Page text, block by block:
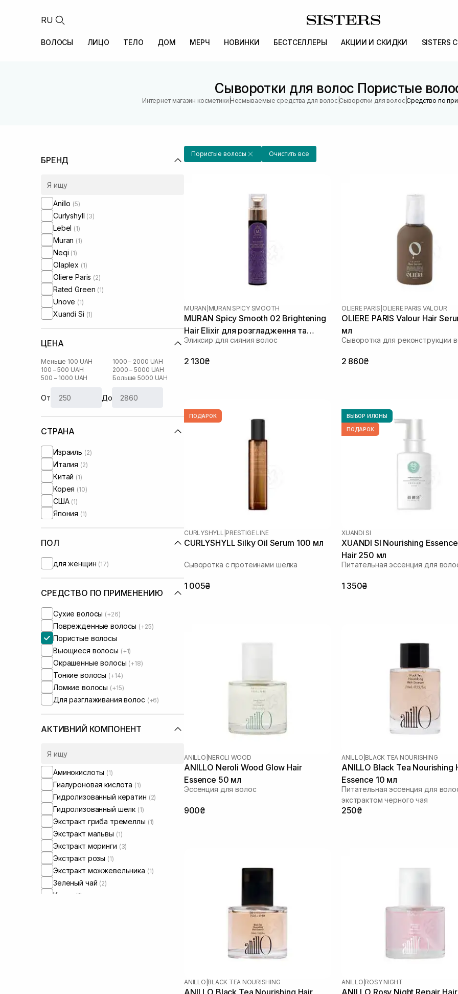
RU
ВОЛОСЫ ЛИЦО ТЕЛО ДОМ МЕРЧ НОВИНКИ БЕСТСЕЛЛЕРЫ АКЦИИ И СКИДКИ SISTERS
Сыворотки для волос Пористые
Интернет магазин косметики |Несмываемые средства для волос |Сыворотки для волос|Средство по
БРЕНД
Anillo (5)
Curlyshyll (3)
Lebel (1)
Muran (1)
Neqi (1)
Olaplex (1)
Oliere Paris (2)
Rated Green (1)
Unove (1)
Xuandi Si (1)
ЦЕНА
Меньше 100 UAH
100 – 500 UAH
500 – 1000 UAH
1000 – 2000 UAH
2000 – 5000 UAH
Больше 5000 UAH
От До
СТРАНА
Израиль (2)
Италия (2)
Китай (1)
Корея (10)
США (1)
Япония (1)
ПОЛ
для женщин (17)
СРЕДСТВО ПО ПРИМЕНЕНИЮ
Сухие волосы (+26)
Поврежденные волосы (+25)
Пористые волосы
Вьющиеся волосы (+1)
Окрашенные волосы (+18)
Тонкие волосы (+14)
Ломкие волосы (+15)
Для разглаживания волос (+6)
АКТИВНИЙ КОМПОНЕНТ
Аминокислоты (1)
Гиалуроновая кислота (1)
Гидролизованный кератин (2)
Гидролизованный шелк (1)
Экстракт гриба тремеллы (1)
Экстракт мальвы (1)
Экстракт моринги (3)
Экстракт розы (1)
Экстракт можжевельника (1)
Зеленый чай (2)
Какао (1)
Пористые волосы Очистить все
MURAN MURAN SPICY SMOOTH
MURAN Spicy Smooth 02 Brightening
Hair Elixir для розгладження та
захисту кольору 50 мл
Эликсир для сияния волос
2 130₴
OLIERE PARIS OLIERE PARIS VALOUR
OLIERE PARIS Valour Hair
мл
Сыворотка для реконструкции
2 860₴
ПОДАРОК
CURLYSHYLL PRESTIGE LINE
CURLYSHYLL Silky Oil Serum 100 мл
Сыворотка с протеинами шелка
1 005₴
ВЫБОР ИЛОНЫ
ПОДАРОК
XUANDI SI
XUANDI SI Nourishing
Hair 250 мл
Питательная эссенция для
1 350₴
ANILLO NEROLI WOOD
ANILLO Neroli Wood Glow Hair
Essence 50 мл
Эссенция для волос
900₴
ANILLO BLACK TEA NOURISHING
ANILLO Black Tea Nourishing
Essence 10 мл
Питательная эссенция для
экстрактом черного чая
250₴
ANILLO BLACK TEA NOURISHING
ANILLO Black Tea Nourishing Hair
ANILLO ROSY NIGHT
ANILLO Rosy Night Repair Hair